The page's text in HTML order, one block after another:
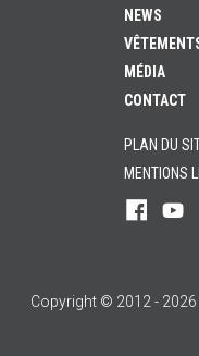
NEWS
MÉDIA
CONTACT
PLAN DU
MENTIONS
Copyright © 2012 -